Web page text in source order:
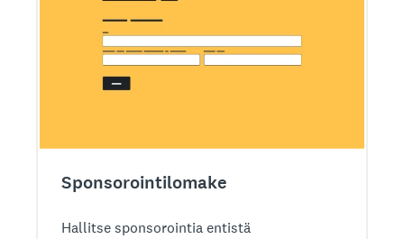
Sponsorointilomake
Hallitse sponsorointia entistä